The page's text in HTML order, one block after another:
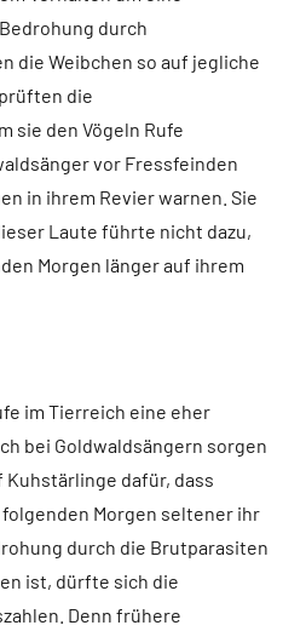
durch
die Weibchen so auf jegliche
die
sie den Vögeln Rufe
vor Fressfeinden
in ihrem Revier warnen. Sie
Laute führte nicht dazu,
Morgen länger auf ihrem
im Tierreich eine eher
bei Goldwaldsängern sorgen
dafür, dass
Morgen seltener ihr
durch die Brutparasiten
ist, dürfte sich die
Denn frühere